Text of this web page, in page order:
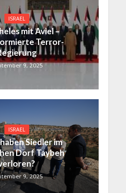
ISRAEL
mit Aviel –
Terror-
9, 2025
ISRAEL
Siedler im
Dorf Taybeh
9, 2025